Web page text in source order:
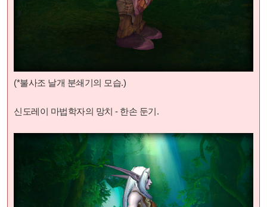
(*불사조 날개 분쇄기의 모습.)
신도레이 마법학자의 망치 - 한손 둔기.